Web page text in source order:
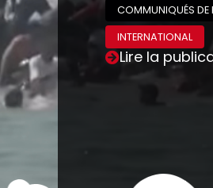
COMMUNIQUÉS DE
INTERNATIONAL
Lire la